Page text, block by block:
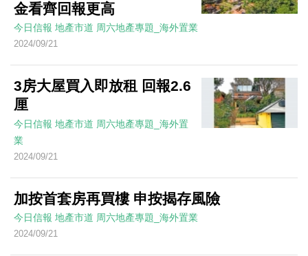
金看齊回報更高
今日信報 地產市道 周六地產專題_海外置業
2024/09/21
3房大屋買入即放租 回報2.6
厘
今日信報 地產市道 周六地產專題_海外置
業
2024/09/21
加按首套房再買樓 申按揭存風險
今日信報 地產市道 周六地產專題_海外置業
2024/09/21